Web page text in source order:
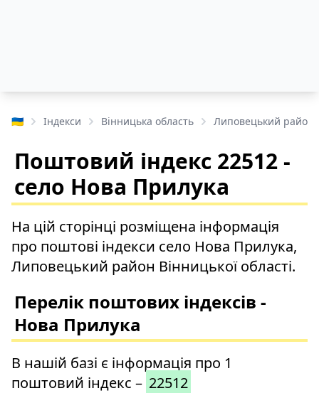
🇺🇦 Індекси Вінницька область Липовецький район
Поштовий індекс 22512 -
село Нова Прилука
На цій сторінці розміщена інформація
про поштові індекси село Нова Прилука,
Липовецький район Вінницької області.
Перелік поштових індексів -
Нова Прилука
В нашій базі є інформація про 1
поштовий індекс – 22512